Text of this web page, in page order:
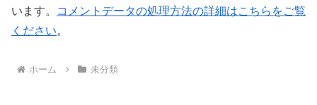
います。
コメントデータの処理方法の詳細はこちらをご覧
ください。
ホーム 未分類